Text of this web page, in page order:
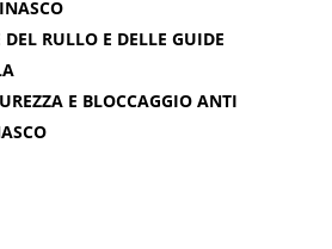
RULLO E DELLE GUIDE
E BLOCCAGGIO ANTI